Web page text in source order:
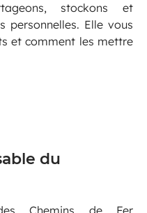
stockons et
personnelles. Elle vous
et comment les mettre
du
Chemins de Fer